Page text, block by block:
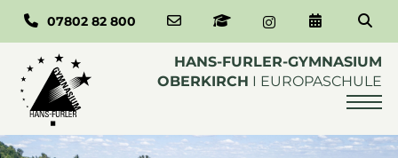
07802 82 800 E-Mail an das Sekretariat
Zum Schulmanager
Instagram-Profil
Zum
HANS-FURLER-GYMNASIUM
OBERKIRCH I EUROPASCHULE
Home